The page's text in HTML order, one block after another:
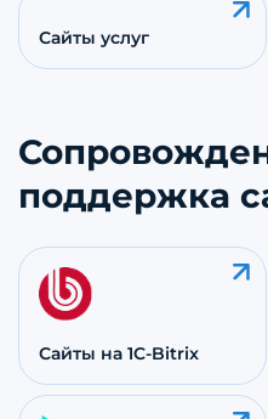
Сайты услуг
поддержка
Сайты на 1C-Bitrix